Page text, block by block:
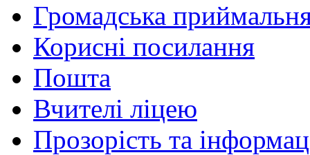
Громадська
Корисні посилання
Пошта
Вчителі ліцею
Прозорість та